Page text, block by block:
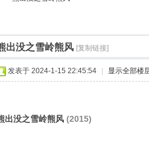
出没之雪岭熊风 [复制链接]
发表于 2024-1-15 22:45:54 显示全部楼
出没之雪岭熊风(2015)